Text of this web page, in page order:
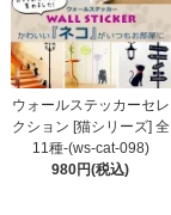
ウォールステッカーセレ
クション [猫シリーズ] 全
11種-(ws-cat-098)
980円(税込)